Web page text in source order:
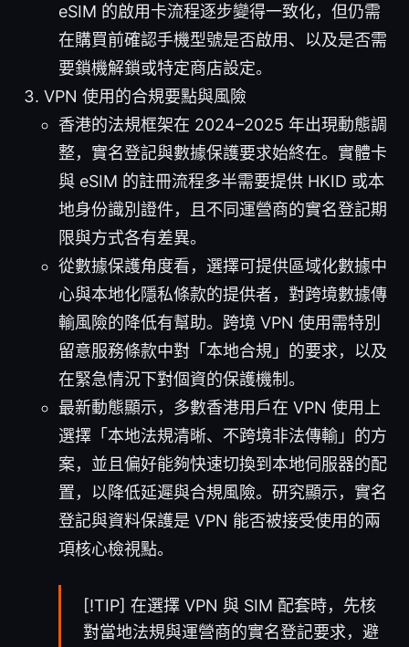
eSIM 的啟用卡流程逐步變得一致化，但仍需
在購買前確認手機型號是否啟用、以及是否需
要鎖機解鎖或特定商店設定。
VPN 使用的合規要點與風險
香港的法規框架在 2024–2025 年出現動態調
整，實名登記與數據保護要求始終在。實體卡
與 eSIM 的註冊流程多半需要提供 HKID 或本
地身份識別證件，且不同運營商的實名登記期
限與方式各有差異。
從數據保護角度看，選擇可提供區域化數據中
心與本地化隱私條款的提供者，對跨境數據傳
輸風險的降低有幫助。跨境 VPN 使用需特別
留意服務條款中對「本地合規」的要求，以及
在緊急情況下對個資的保護機制。
最新動態顯示，多數香港用戶在 VPN 使用上
選擇「本地法規清晰、不跨境非法傳輸」的方
案，並且偏好能夠快速切換到本地伺服器的配
置，以降低延遲與合規風險。研究顯示，實名
登記與資料保護是 VPN 能否被接受使用的兩
項核心檢視點。
[!TIP] 在選擇 VPN 與 SIM 配套時，先核
對當地法規與運營商的實名登記要求，避